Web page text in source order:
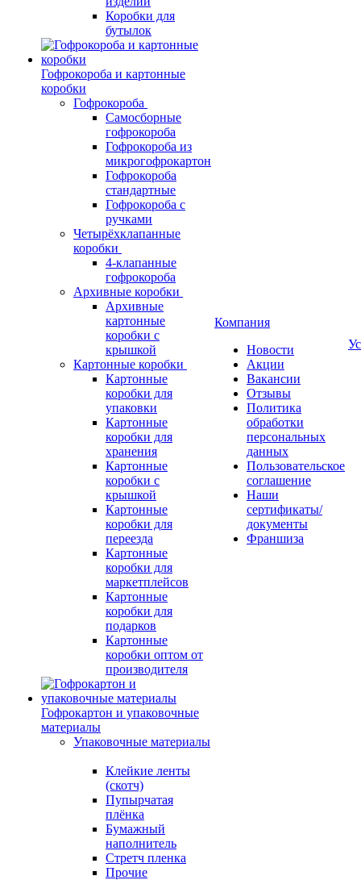
Коробки для
бутылок
Гофрокороба и картонные
коробки
Гофрокороба
Самосборные
гофрокороба
Гофрокороба из
микрогофрокартон
Гофрокороба
стандартные
Гофрокороба с
ручками
Четырёхклапанные
коробки
4-клапанные
гофрокороба
Архивные коробки
Архивные
картонные
коробки с
крышкой
Картонные коробки
Картонные
коробки для
упаковки
Картонные
коробки для
хранения
Картонные
коробки с
крышкой
Картонные
коробки для
переезда
Картонные
коробки для
маркетплейсов
Картонные
коробки для
подарков
Картонные
коробки оптом от
производителя
Гофрокартон и упаковочные
материалы
Упаковочные материалы
Клейкие ленты
(скотч)
Пупырчатая
плёнка
Бумажный
наполнитель
Стретч пленка
Прочие
Компания
Новости
Акции
Вакансии
Отзывы
Политика
обработки
персональных
данных
Пользовательское
соглашение
Наши
сертификаты/
документы
Франшиза